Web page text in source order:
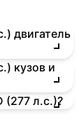
двигатель
кузов и
(277 л.с.)?